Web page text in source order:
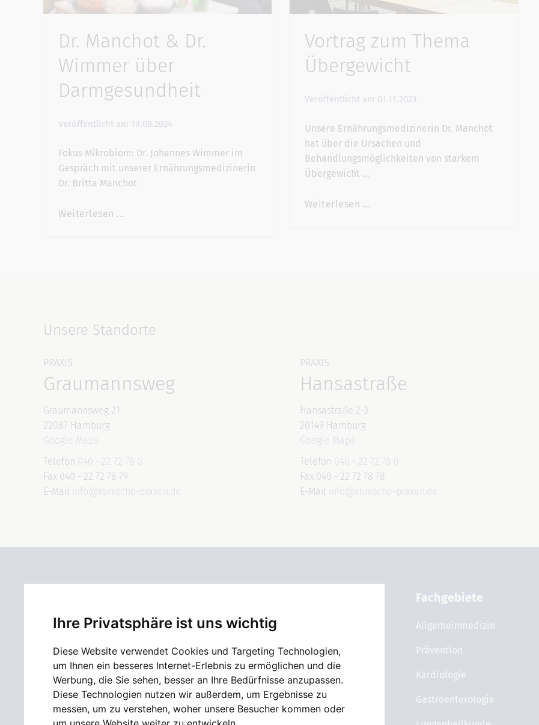
Ihre Privatsphäre ist uns wichtig
Diese Website verwendet Cookies und Targeting Technologien,
um Ihnen ein besseres Internet-Erlebnis zu ermöglichen und die
Werbung, die Sie sehen, besser an Ihre Bedürfnisse anzupassen.
Diese Technologien nutzen wir außerdem, um Ergebnisse zu
messen, um zu verstehen, woher unsere Besucher kommen oder
Dr. Manchot & Dr.
Wimmer über
Darmgesundheit
Veröffentlicht am 19.08.2024
Fokus Mikrobiom: Dr. Johannes Wimmer im
Gespräch mit unserer Ernährungsmedizinerin
Dr. Britta Manchot
Weiterlesen ...
Vortrag zum Thema
Übergewicht
Veröffentlicht am 01.11.2023
Unsere Ernährungsmedizinerin Dr. Manchot
hat über die Ursachen und
Behandlungsmöglichkeiten von starkem
Übergewicht …
Weiterlesen ...
Unsere Standorte
PRAXIS
Graumannsweg
Graumannsweg 21
22087 Hamburg
Google Maps
Telefon 040 - 22 72 78 0
Fax 040 - 22 72 78 79
E-Mail info@klinische-praxen.de
PRAXIS
Hansastraße
Hansastraße 2-3
20149 Hamburg
Google Maps
Telefon 040 - 22 72 78 0
Fax 040 - 22 72 78 78
E-Mail info@klinische-praxen.de
Die Klinischen Praxen Dres. Lange & Dr. Kräußlich
sind ein modernes medizinisches
Versorgungszentrum mit drei Standorten in
Hamburg. Unsere MitarbeiterInnen der
Allgemeinmedizin, Inneren Medizin, Kardiologie,
Karriere
Fachgebiete
Allgemeinmedizin
Prävention
Kardiologie
Gastroenterologie